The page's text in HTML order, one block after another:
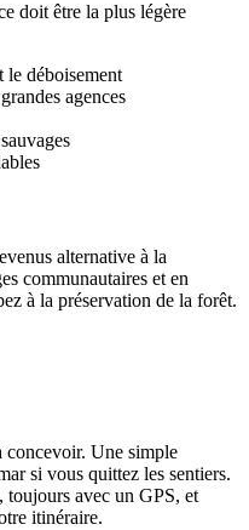
doit être la plus légère
le déboisement
agences
alternative à la
communautaires et en
à la préservation de la forêt.
Une simple
si vous quittez les sentiers.
avec un GPS, et
itinéraire.